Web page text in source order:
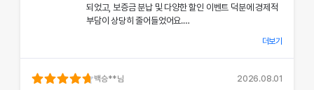
되었고, 보증금 분납 및 다양한 할인 이벤트 덕분에 경제적
부담이 상당히 줄어들었어요.
차량 인수 시 장민혁 담당자님께서 친절하고 꼼꼼하게 신차
의 상태와 각종 기능에 대해 설명해주셔서, 처음 이용하는
분들도 부담 없이 서비스를 체험할 수 있었어요.
더보기
백승**님 2026.08.01